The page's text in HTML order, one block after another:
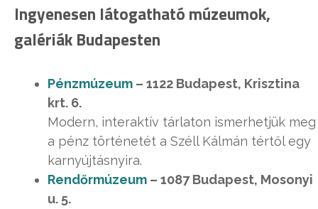
Ingyenesen látogatható múzeumok,
galériák Budapesten
Pénzmúzeum – 1122 Budapest, Krisztina
krt. 6.
Modern, interaktív tárlaton ismerhetjük meg
a pénz történetét a Széll Kálmán tértől egy
karnyújtásnyira.
Rendőrmúzeum – 1087 Budapest, Mosonyi
u. 5.